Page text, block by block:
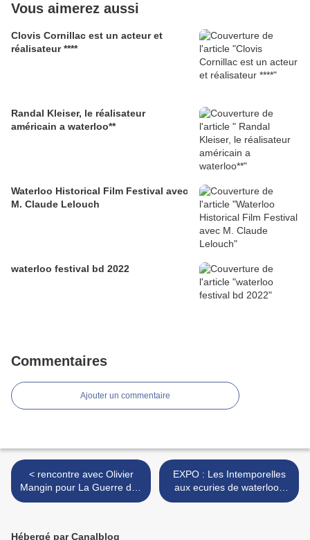
Vous aimerez aussi
Clovis Cornillac est un acteur et
réalisateur ****
Randal Kleiser, le réalisateur
américain a waterloo**
Waterloo Historical Film Festival avec
M. Claude Lelouch
waterloo festival bd 2022
Commentaires
Ajouter un commentaire
< rencontre avec Olivier
Mangin pour La Guerre des
amants. tome 1.
EXPO : Les Intemporelles
aux ecuries de waterloo :
belgique >
Hébergé par Canalblog